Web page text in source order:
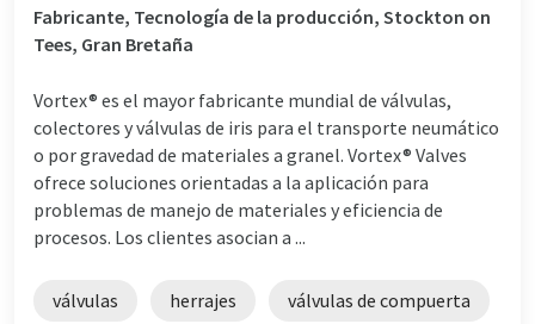
Fabricante, Tecnología de la producción, Stockton on
Tees, Gran Bretaña
Vortex® es el mayor fabricante mundial de válvulas,
colectores y válvulas de iris para el transporte neumático
o por gravedad de materiales a granel. Vortex® Valves
ofrece soluciones orientadas a la aplicación para
problemas de manejo de materiales y eficiencia de
procesos. Los clientes asocian a ...
válvulas herrajes válvulas de compuerta